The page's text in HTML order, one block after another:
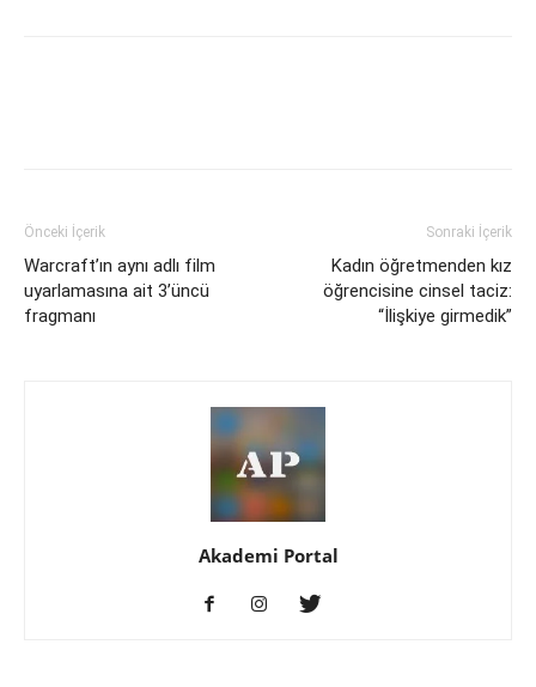
Önceki İçerik
Warcraft’ın aynı adlı film
uyarlamasına ait 3’üncü
fragmanı
Sonraki İçerik
Kadın öğretmenden kız
öğrencisine cinsel taciz:
“İlişkiye girmedik”
Akademi Portal